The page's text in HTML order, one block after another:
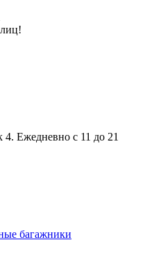
4. Ежедневно с 11 до 21
багажники